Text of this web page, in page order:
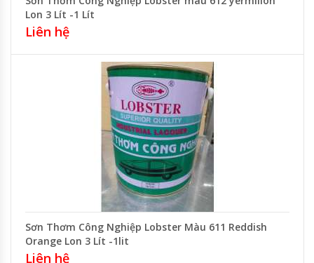
Lon 3 Lít -1 Lít
Liên hệ
Sơn Thơm Công Nghiệp Lobster Màu 611 Reddish
Orange Lon 3 Lít -1lit
Liên hệ